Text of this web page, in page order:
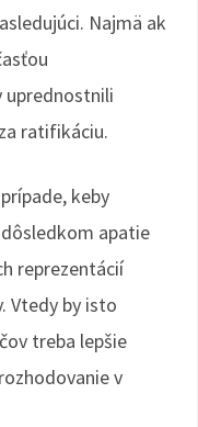
Najmä ak
uprednostnili
ratifikáciu.
keby
apatie
reprezentácií
Vtedy by isto
treba lepšie
v